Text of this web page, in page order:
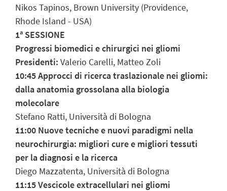
Nikos Tapinos, Brown University (Providence,
Rhode Island - USA)
1ª SESSIONE
Progressi biomedici e chirurgici nei gliomi
Presidenti: Valerio Carelli, Matteo Zoli
10:45 Approcci di ricerca traslazionale nei gliomi:
dalla anatomia grossolana alla biologia
molecolare
Stefano Ratti, Università di Bologna
11:00 Nuove tecniche e nuovi paradigmi nella
neurochirurgia: migliori cure e migliori tessuti
per la diagnosi e la ricerca
Diego Mazzatenta, Università di Bologna
11:15 Vescicole extracellulari nei gliomi